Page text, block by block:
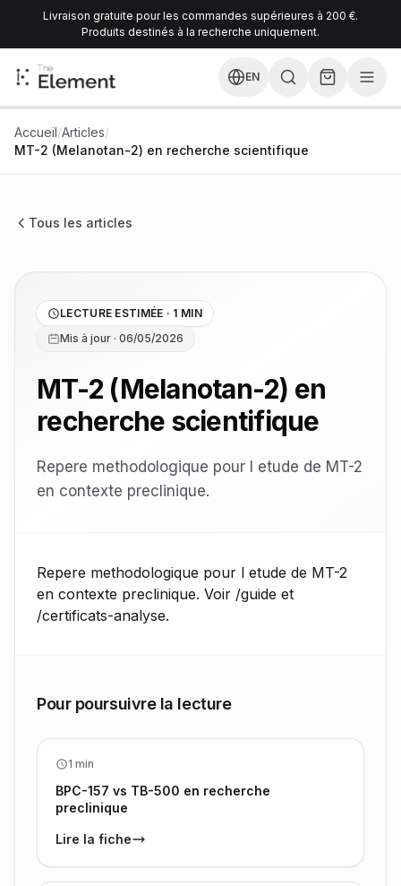
Livraison gratuite pour les commandes supérieures à 200 €.
Produits destinés à la recherche uniquement.
EN
Accueil/Articles/
MT-2 (Melanotan-2) en recherche scientifique
Tous les articles
LECTURE ESTIMÉE · 1 MIN
Mis à jour · 06/05/2026
MT-2 (Melanotan-2) en
recherche scientifique
Repere methodologique pour l etude de MT-2
en contexte preclinique.
Repere methodologique pour l etude de MT-2
en contexte preclinique. Voir /guide et
/certificats-analyse.
Pour poursuivre la lecture
1 min
BPC-157 vs TB-500 en recherche
preclinique
Lire la fiche